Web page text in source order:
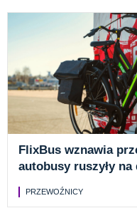
FlixBus wznawia
autobusy ruszyły na
PRZEWOŹNICY